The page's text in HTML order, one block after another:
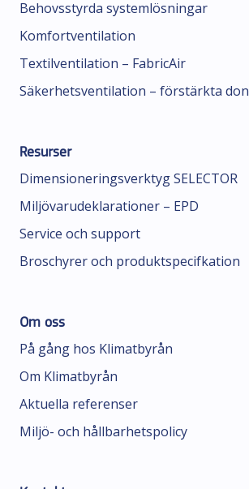
Behovsstyrda systemlösningar
Komfortventilation
Textilventilation – FabricAir
Säkerhetsventilation – förstärkta don
Resurser
Dimensioneringsverktyg SELECTOR
Miljövarudeklarationer – EPD
Service och support
Broschyrer och produktspecifkation
Om oss
På gång hos Klimatbyrån
Om Klimatbyrån
Aktuella referenser
Miljö- och hållbarhetspolicy